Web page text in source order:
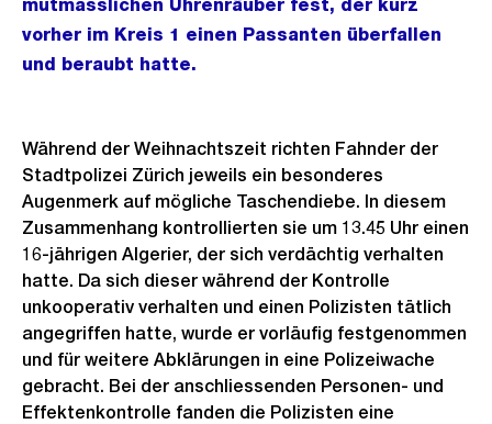
mutmasslichen Uhrenräuber fest, der kurz
vorher im Kreis 1 einen Passanten überfallen
und beraubt hatte.
Während der Weihnachtszeit richten Fahnder der
Stadtpolizei Zürich jeweils ein besonderes
Augenmerk auf mögliche Taschendiebe. In diesem
Zusammenhang kontrollierten sie um 13.45 Uhr einen
16-jährigen Algerier, der sich verdächtig verhalten
hatte. Da sich dieser während der Kontrolle
unkooperativ verhalten und einen Polizisten tätlich
angegriffen hatte, wurde er vorläufig festgenommen
und für weitere Abklärungen in eine Polizeiwache
gebracht. Bei der anschliessenden Personen- und
Effektenkontrolle fanden die Polizisten eine